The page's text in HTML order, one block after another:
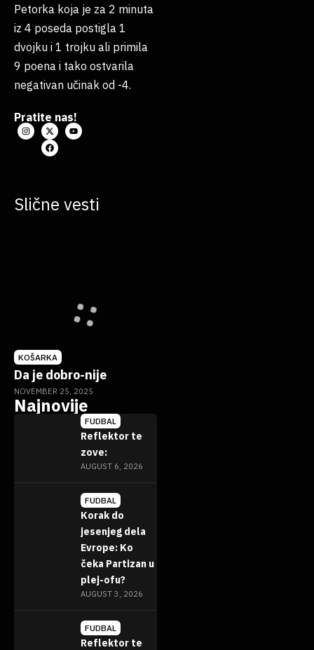
Petorka koja je za 2 minuta
iz 4 poseda postigla 1
dvojku i 1 trojku ali primila
9 poena i tako ostvarila
negativan učinak od -4.
Pratite nas!
Slične vesti
KOŠARKA
Da je dobro-nije
NOVEMBER 25, 2025
Najnovije
FUDBAL
Reflektor te
zove:
AUGUST 6, 2026
FUDBAL
Korak do
jesenjeg dela
Evrope: Ko
čeka Partizan u
plej-ofu?
AUGUST 3, 2026
FUDBAL
Reflektor te